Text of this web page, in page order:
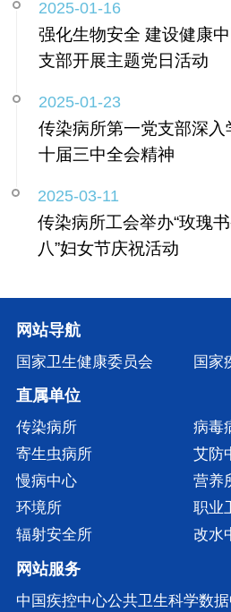
2025-01-16
强化生物安全 建设健康
支部开展主题党日活动
2025-01-23
传染病所第一党支部深
十届三中全会精神
2025-03-11
传染病所工会举办“玫瑰
八”妇女节庆祝活动
网站导航
国家卫生健康委员会 国家
直属单位
传染病所
病毒
寄生虫病所
艾防
慢病中心
营养
环境所
职业
辐射安全所
改水
网站服务
中国疾控中心公共卫生科学数